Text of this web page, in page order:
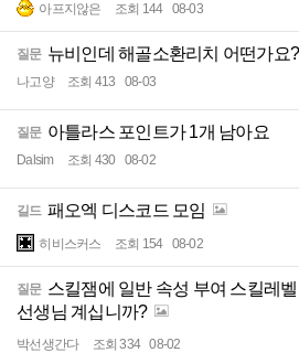
아프지않은 조회 144 08-03
질문 뉴비인데 해골소환리치 어떤가요?
나고양 조회 413 08-03
질문 아틀라스 포인트가 1개 남아요
Dalsim 조회 430 08-02
길드 패오엑 디스코드 모임
히비스커스 조회 154 08-02
질문 스킬잼에 일반 속성 부여 스킬레
선생님 계십니까?
박선생간다 조회 334 08-02